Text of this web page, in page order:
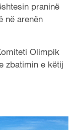
praninë
në arenën
Olimpik
zbatimin e këtij